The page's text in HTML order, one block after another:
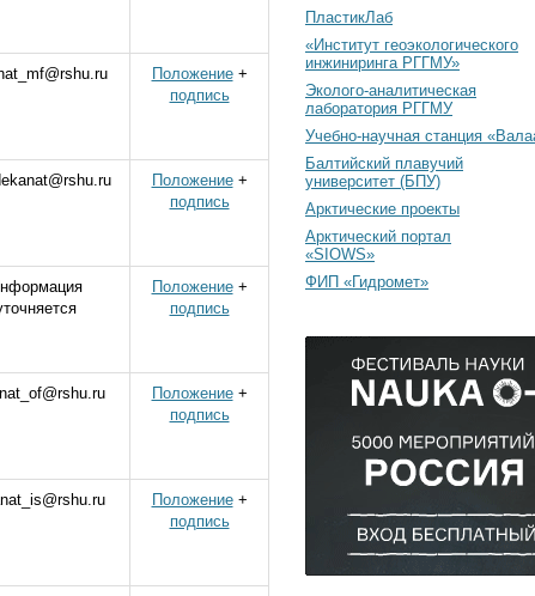
Положение+
подпись
Положение+
подпись
Положение+
подпись
Положение+
подпись
Положение+
подпись
ПластикЛаб
«Институт геоэкологического
инжиниринга РГГМУ»
Эколого-аналитическая
лаборатория РГГМУ
Учебно-научная станция
Балтийский плавучий
университет (БПУ)
Арктические проекты
Арктический портал
«SIOWS»
ФИП «Гидромет»